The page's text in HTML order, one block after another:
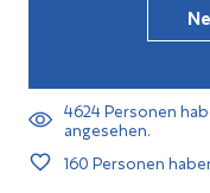
4624Personen
angesehen.
160Personen